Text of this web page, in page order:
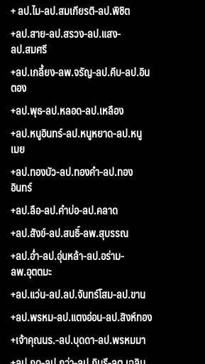
+ ลป.ไม-ลป.สมเกียรติ-ลป.พิชิต
+ลป.สาย-ลป.สรวง-ลป.แสง-
ลป.สมศรี
+ลป.เกลี้ยง-ลพ.จรัญ-ลป.คีบ-ลป.อิน
ตอง
+ลป.พุธ-ลป.หลอด-ลป.เหลือง
+ลป.หนูอินทร์-ลป.หนูหยาด-ลป.หนู
เมย
+ลป.ทองบัว-ลป.ทองคำ-ลป.ทอง
อินทร์
+ลป.ลือ-ลป.คำบ่อ-ลป.คลาด
+ลป.สังข์-ลป.สนธิ์-ลพ.สุบรรณ
+ลป.อ่ำ-ลป.อุ่นหล้า-ลป.อร่าม-
ลพ.อุตตมะ
+ลป.แว่น-ลป.ลป.จันทร์โสม-ลป.ขาน
+ลป.พรหม-ลป.แตงอ่อน-ลป.สิงห์ทอง
+เจ้าคุณนร.-ลป.บุดดา-ลป.พรหมมา